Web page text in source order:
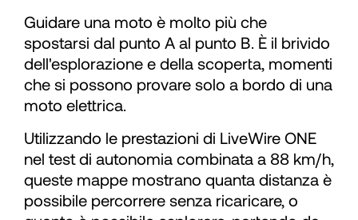
66
67
68
69
Guidare una moto è molto più che
spostarsi dal punto A al punto B. È il brivido
dell'esplorazione e della scoperta, momenti
che si possono provare solo a bordo di una
moto elettrica.
Utilizzando le prestazioni di LiveWire ONE
nel test di autonomia combinata a 88 km/h,
queste mappe mostrano quanta distanza è
possibile percorrere senza ricaricare, o